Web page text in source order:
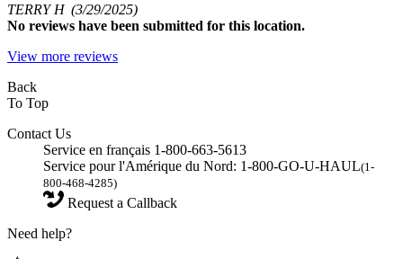
TERRY H (3/29/2025)
No reviews have been submitted for this location.
View more reviews
Back
To Top
Contact Us
Service en français 1-800-663-5613
Service pour l'Amérique du Nord: 1-800-GO-U-HAUL(1-
800-468-4285)
Request a Callback
Need help?